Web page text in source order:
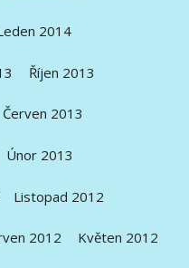
2014
Říjen 2013
Červen 2013
Únor 2013
Listopad 2012
2012 Květen 2012